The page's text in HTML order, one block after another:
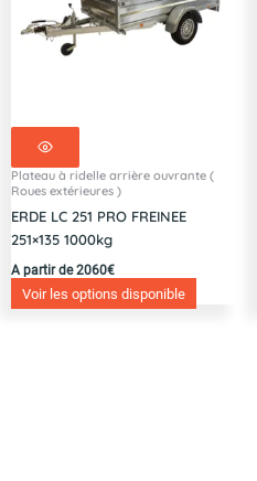
Plateau à ridelle arrière ouvrante (
Roues extérieures )
ERDE LC 251 PRO FREINEE
251×135 1000kg
A partir de 2060€
Voir les options disponible